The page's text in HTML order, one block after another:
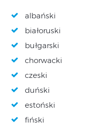
albański
białoruski
bułgarski
chorwacki
czeski
duński
estoński
fiński